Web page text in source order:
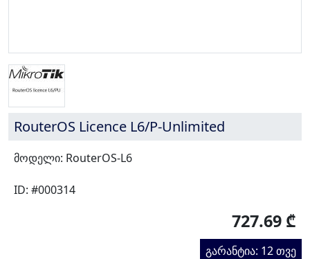
RouterOS Licence L6/P-Unlimited
მოდელი: RouterOS-L6
ID: #000314
727.69 ₾
გარანტია: 12 თვე